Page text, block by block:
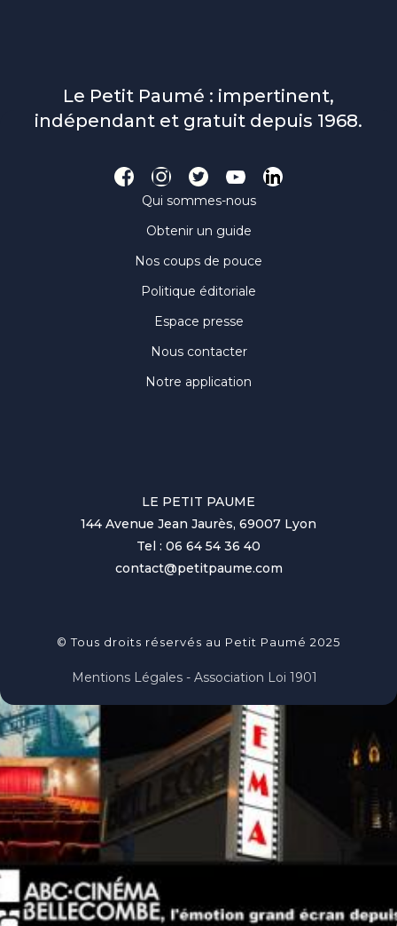
Le Petit Paumé : impertinent,
indépendant et gratuit depuis 1968.
Qui sommes-nous
Obtenir un guide
Nos coups de pouce
Politique éditoriale
Espace presse
Nous contacter
Notre application
LE PETIT PAUME
144 Avenue Jean Jaurès, 69007 Lyon
Tel : 06 64 54 36 40
contact@petitpaume.com
© Tous droits réservés au Petit Paumé 2025
Mentions Légales - Association Loi 1901